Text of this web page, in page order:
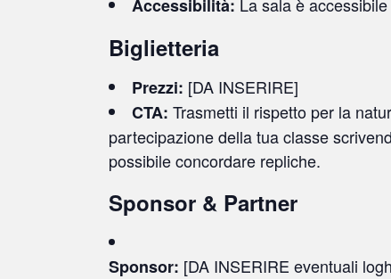
Accessibilità:
Biglietteria
Prezzi: [DA INSERIRE]
CTA: Trasmetti il rispetto per la
partecipazione della tua classe
possibile concordare repliche.
Sponsor & Partner
Sponsor: [DA INSERIRE eventuali